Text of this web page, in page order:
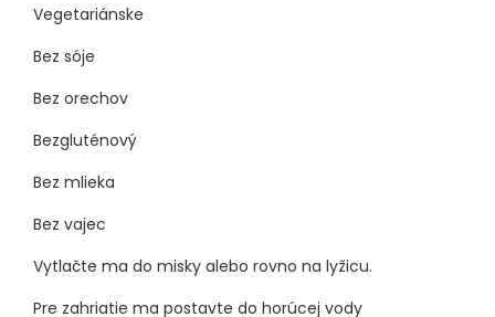
Vegetariánske
Bez sóje
Bez orechov
Bezgluténový
Bez mlieka
Bez vajec
Vytlačte ma do misky alebo rovno na lyžicu.
Pre zahriatie ma postavte do horúcej vody